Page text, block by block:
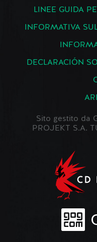
LINEE GUIDA
INFORMATIVA
DECLARACIÓN
Sito gestito da
PROJEKT S.A.